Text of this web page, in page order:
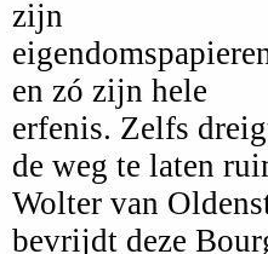
zijn
en zó zijn hele
erfenis. Zelfs
de weg te laten
Wolter van
bevrijdt deze